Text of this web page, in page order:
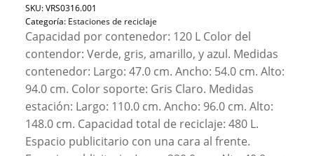
SKU:VRS0316.001
Categoría: Estaciones de reciclaje
Capacidad por contenedor: 120 L Color del
contendor: Verde, gris, amarillo, y azul. Medidas
contenedor: Largo: 47.0 cm. Ancho: 54.0 cm. Alto:
94.0 cm. Color soporte: Gris Claro. Medidas
estación: Largo: 110.0 cm. Ancho: 96.0 cm. Alto:
148.0 cm. Capacidad total de reciclaje: 480 L.
Espacio publicitario con una cara al frente.